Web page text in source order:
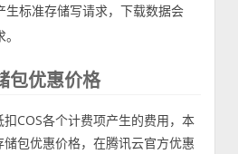
生标准存储写请求，下载数据会
包优惠价格
COS各个计费项产生的费用，本
包优惠价格，在腾讯云官方优惠